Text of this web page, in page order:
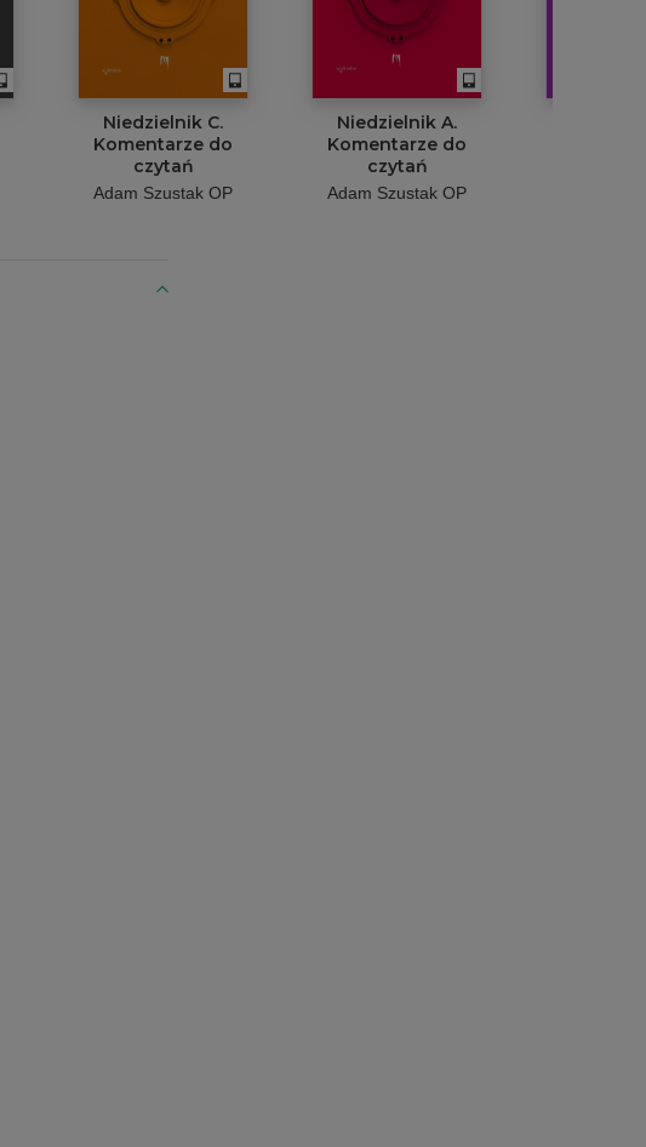
Niedzielnik C.
Komentarze do
czytań
Adam Szustak OP
Niedzielnik A.
Komentarze do
czytań
Adam Szustak OP